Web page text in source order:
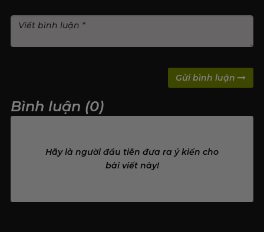
Gửi bình luận
Bình luận (0)
Hãy là người đầu tiên đưa ra ý kiến cho
bài viết này!